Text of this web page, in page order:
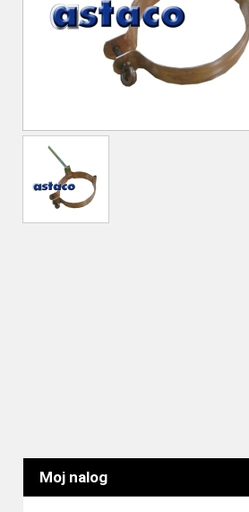
Moj nalog